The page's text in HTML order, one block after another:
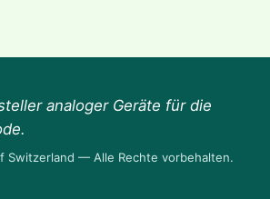
analoger Geräte für die
Switzerland — Alle Rechte vorbehalten.